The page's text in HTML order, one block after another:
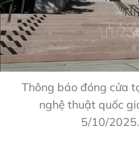
Thông báo đóng cửa
nghệ thuật quốc
5/10/